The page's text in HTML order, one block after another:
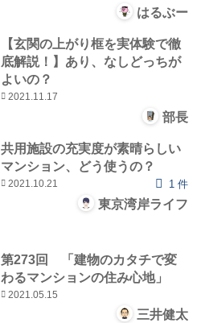
はるぶー
【玄関の上がり框を実体験で徹
底解説！】あり、なしどっちが
よいの？
2021.11.17
部長
共用施設の充実度が素晴らしい
マンション、どう使うの？
2021.10.21 1 件
東京湾岸ライフ
第273回 「建物のカタチで変
わるマンションの住み心地」
2021.05.15
三井健太